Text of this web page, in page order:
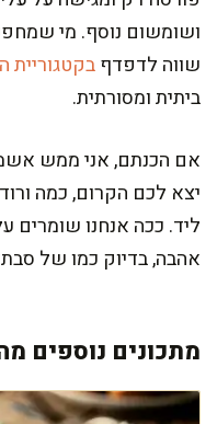
ושומשום נוסף. מי
שווה לדפדףבקטגוריית
ביתית ומסורתית.
אם הכנתם, אני ממש
יצא לכם הקרום, כמה
ליד. ככה אנחנו שומרים
אהבה, בדיוק כמו של
מתכונים נוספים